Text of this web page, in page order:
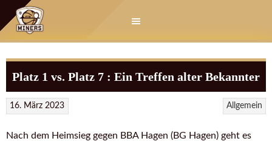
Springe
zum
Platz 1 vs. Platz 7 : Ein Treffen alter Bekannter
Allgemein
16. März 2023
Nach dem Heimsieg gegen BBA Hagen (BG Hagen) geht es